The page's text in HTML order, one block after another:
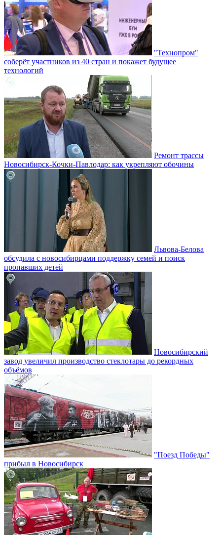
"Технопром"
соберёт участников из 40 стран и покажет будущее
технологий
Ремонт трассы
Новосибирск-Кочки-Павлодар: как укрепляют обочины
Львова-Белова
обсудила с новосибирцами поддержку семей и поиск
пропавших детей
Новосибирский
завод увеличил производство стеклотары до рекордных
объёмов
"Поезд Победы"
прибыл в Новосибирск